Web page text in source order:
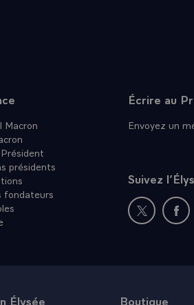
Macron
présidents
fondateurs
Écrire au
Envoyez un
Suivez
Nouvelle
Élysée Boutique